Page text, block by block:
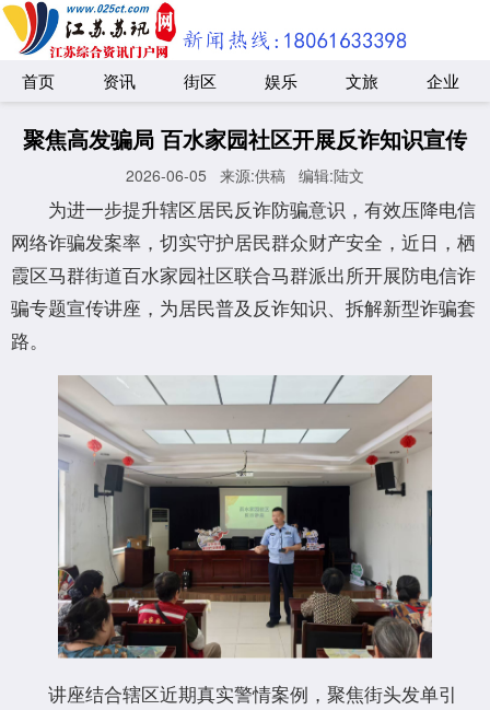
首页 资讯 街区 娱乐 文旅 企业
聚焦高发骗局 百水家园社区开展反诈知识宣传
2026-06-05 来源:供稿 编辑:陆文
为进一步提升辖区居民反诈防骗意识，有效压降电信
网络诈骗发案率，切实守护居民群众财产安全，近日，栖
霞区马群街道百水家园社区联合马群派出所开展防电信诈
骗专题宣传讲座，为居民普及反诈知识、拆解新型诈骗套
路。
讲座结合辖区近期真实警情案例，聚焦街头发单引